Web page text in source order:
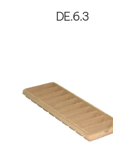
DE.6.3